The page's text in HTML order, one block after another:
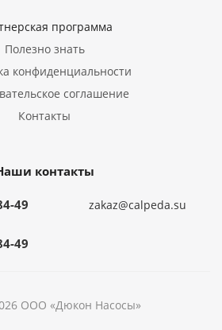
программа
Полезно знать
конфиденциальности
соглашение
Контакты
контакты
49
49
zakaz@calpeda.su
ООО «Дюкон Насосы»